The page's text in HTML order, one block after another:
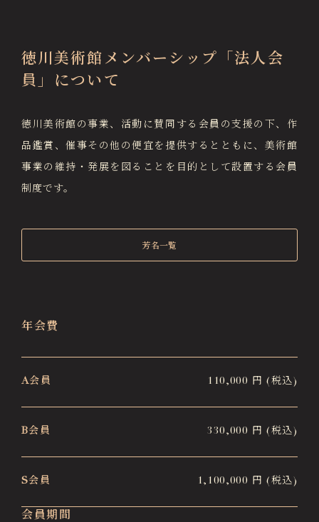
徳川美術館メンバーシップ「法人会
員」について
徳川美術館の事業、活動に賛同する会員の支援の下、作
品鑑賞、催事その他の便宜を提供するとともに、 美術館
事業の維持・発展を図ることを目的として設置する会員
制度です。
芳名一覧
年会費
A会員 110,000 円 (税込)
B会員 330,000 円 (税込)
S会員 1,100,000 円 (税込)
会員期間